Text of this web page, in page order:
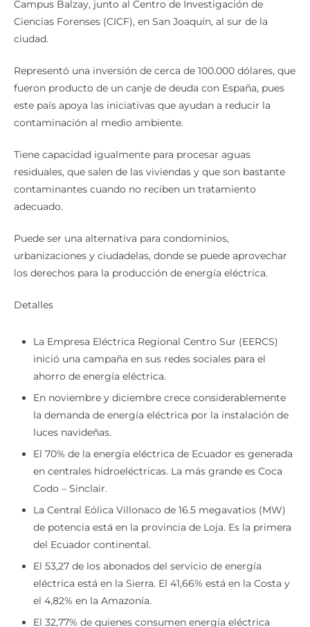
Este moderna máquina se encuentra instalada en el
Campus Balzay, junto al Centro de Investigación de
Ciencias Forenses (CICF), en San Joaquín, al sur de la
Representó una inversión de cerca de 100.000 dólares, que
fueron producto de un canje de deuda con España, pues
este país apoya las iniciativas que ayudan a reducir la
Tiene capacidad igualmente para procesar aguas
residuales, que salen de las viviendas y que son bastante
contaminantes cuando no reciben un tratamiento
Puede ser una alternativa para condominios,
urbanizaciones y ciudadelas, donde se puede aprovechar
La Empresa Eléctrica Regional Centro Sur (EERCS)
inició una campaña en sus redes sociales para el
ahorro de energía eléctrica.
En noviembre y diciembre crece considerablemente
la demanda de energía eléctrica por la instalación de
luces navideñas.
El 70% de la energía eléctrica de Ecuador es generada
en centrales hidroeléctricas. La más grande es Coca
Codo – Sinclair.
La Central Eólica Villonaco de 16.5 megavatios (MW)
de potencia está en la provincia de Loja. Es la primera
del Ecuador continental.
El 53,27 de los abonados del servicio de energía
eléctrica está en la Sierra. El 41,66% está en la Costa y
el 4,82% en la Amazonía.